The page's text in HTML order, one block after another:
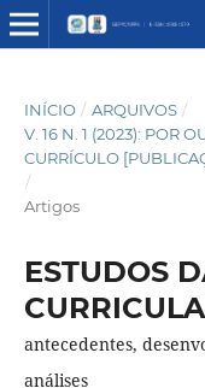
INÍCIO / ARQUIVOS /
V. 16 N. 1 (2023): POR
CURRÍCULO
/
Artigos
ESTUDOS
antecedentes,
análises